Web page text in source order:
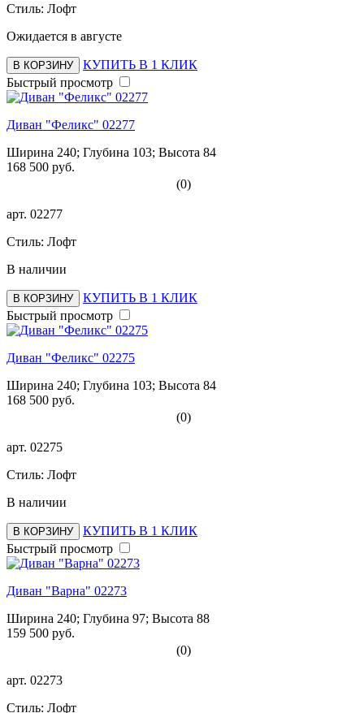
Стиль: Лофт
Ожидается в августе
В КОРЗИНУ
КУПИТЬ В 1 КЛИК
Быстрый просмотр
Диван "Феликс" 02277
Ширина 240; Глубина 103; Высота 84
168 500 руб.
(0)
арт. 02277
Стиль: Лофт
В наличии
В КОРЗИНУ
КУПИТЬ В 1 КЛИК
Быстрый просмотр
Диван "Феликс" 02275
Ширина 240; Глубина 103; Высота 84
168 500 руб.
(0)
арт. 02275
Стиль: Лофт
В наличии
В КОРЗИНУ
КУПИТЬ В 1 КЛИК
Быстрый просмотр
Диван "Варна" 02273
Ширина 240; Глубина 97; Высота 88
159 500 руб.
(0)
арт. 02273
Стиль: Лофт